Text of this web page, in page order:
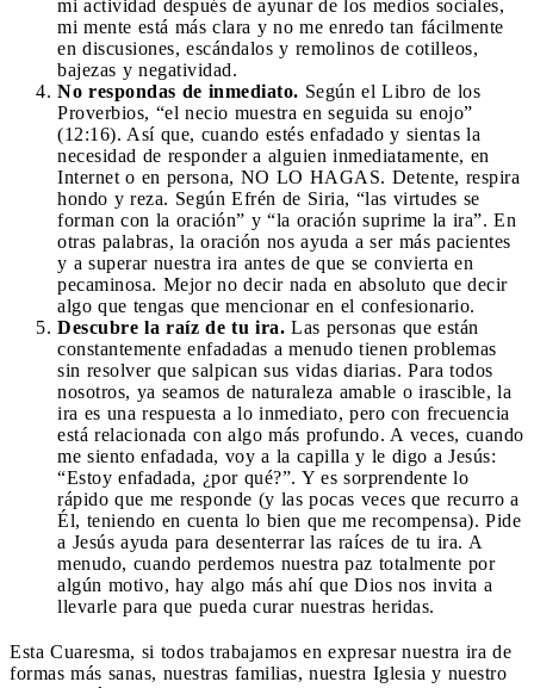
mi actividad después de ayunar de los medios sociales,
mi mente está más clara y no me enredo tan fácilmente
en discusiones, escándalos y remolinos de cotilleos,
bajezas y negatividad.
No respondas de inmediato. Según el Libro de los
Proverbios, “el necio muestra en seguida su enojo”
(12:16). Así que, cuando estés enfadado y sientas la
necesidad de responder a alguien inmediatamente, en
Internet o en persona, NO LO HAGAS. Detente, respira
hondo y reza. Según Efrén de Siria, “las virtudes se
forman con la oración” y “la oración suprime la ira”. En
otras palabras, la oración nos ayuda a ser más pacientes
y a superar nuestra ira antes de que se convierta en
pecaminosa. Mejor no decir nada en absoluto que decir
algo que tengas que mencionar en el confesionario.
Descubre la raíz de tu ira. Las personas que están
constantemente enfadadas a menudo tienen problemas
sin resolver que salpican sus vidas diarias. Para todos
nosotros, ya seamos de naturaleza amable o irascible, la
ira es una respuesta a lo inmediato, pero con frecuencia
está relacionada con algo más profundo. A veces, cuando
me siento enfadada, voy a la capilla y le digo a Jesús:
“Estoy enfadada, ¿por qué?”. Y es sorprendente lo
rápido que me responde (y las pocas veces que recurro a
Él, teniendo en cuenta lo bien que me recompensa). Pide
a Jesús ayuda para desenterrar las raíces de tu ira. A
menudo, cuando perdemos nuestra paz totalmente por
algún motivo, hay algo más ahí que Dios nos invita a
llevarle para que pueda curar nuestras heridas.
Esta Cuaresma, si todos trabajamos en expresar nuestra ira de
formas más sanas, nuestras familias, nuestra Iglesia y nuestro